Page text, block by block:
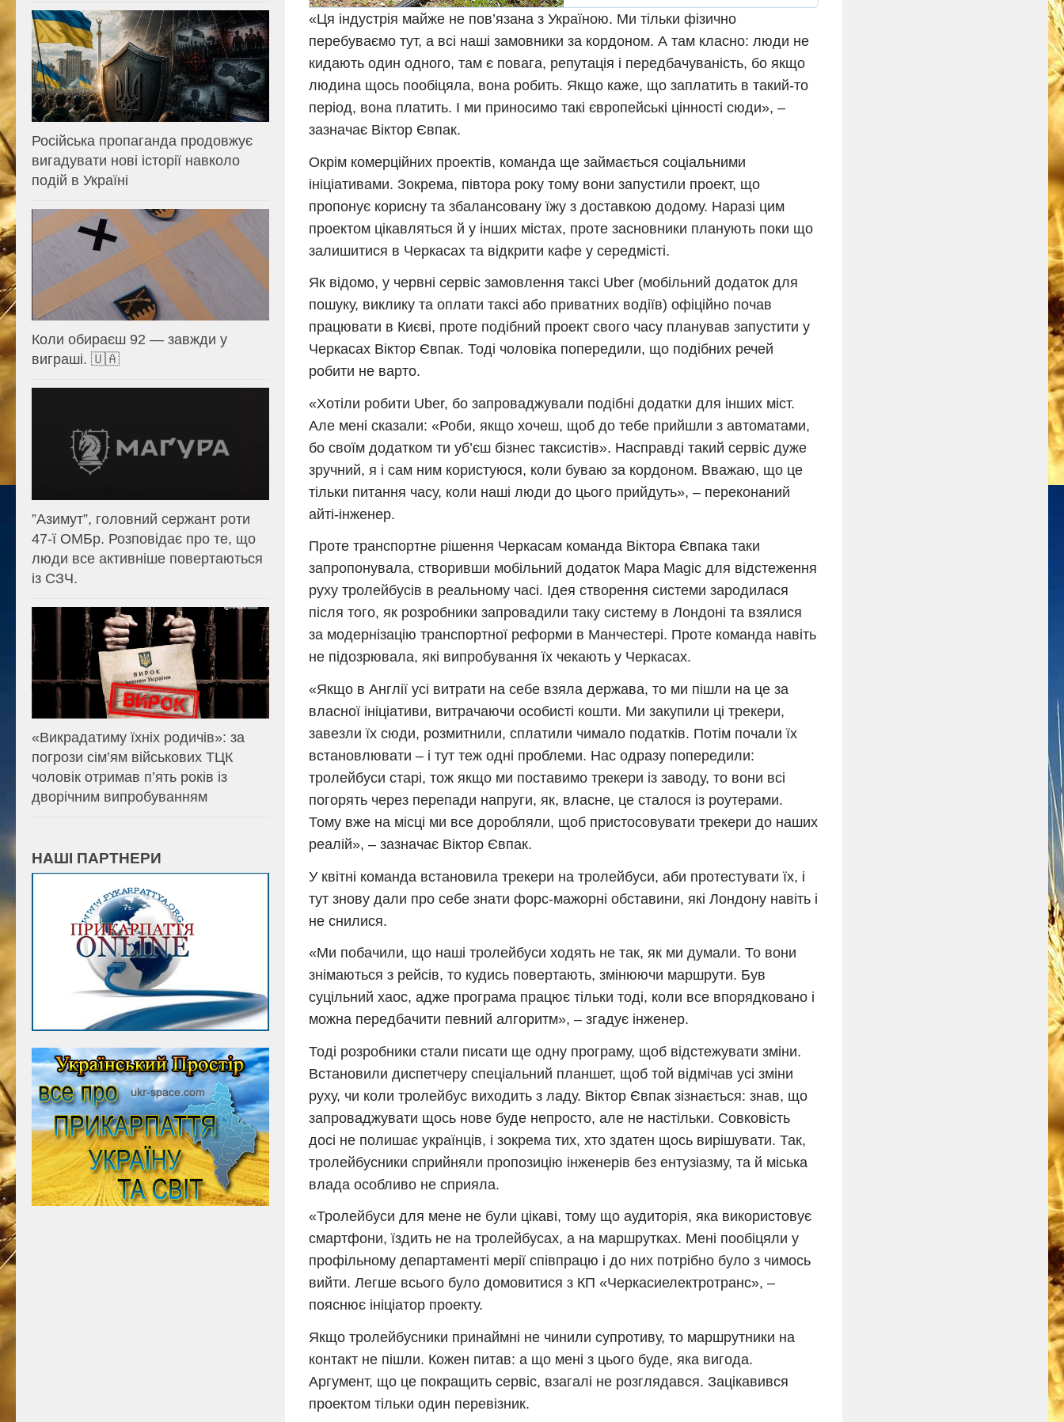
«Ця індустрія майже не пов’язана з Україною. Ми тільки фізично
перебуваємо тут, а всі наші замовники за кордоном. А там класно: люди не
кидають один одного, там є повага, репутація і передбачуваність, бо якщо
людина щось пообіцяла, вона робить. Якщо каже, що заплатить в такий-то
період, вона платить. І ми приносимо такі європейські цінності сюди», –
зазначає Віктор Євпак.
Окрім комерційних проектів, команда ще займається соціальними
ініціативами. Зокрема, півтора року тому вони запустили проект, що
пропонує корисну та збалансовану їжу з доставкою додому. Наразі цим
проектом цікавляться й у інших містах, проте засновники планують поки що
залишитися в Черкасах та відкрити кафе у середмісті.
Як відомо, у червні сервіс замовлення таксі Uber (мобільний додаток для
пошуку, виклику та оплати таксі або приватних водіїв) офіційно почав
працювати в Києві, проте подібний проект свого часу планував запустити у
Черкасах Віктор Євпак. Тоді чоловіка попередили, що подібних речей
робити не варто.
«Хотіли робити Uber, бо запроваджували подібні додатки для інших міст.
Але мені сказали: «Роби, якщо хочеш, щоб до тебе прийшли з автоматами,
бо своїм додатком ти уб’єш бізнес таксистів». Насправді такий сервіс дуже
зручний, я і сам ним користуюся, коли буваю за кордоном. Вважаю, що це
тільки питання часу, коли наші люди до цього прийдуть», – переконаний
айті-інженер.
Проте транспортне рішення Черкасам команда Віктора Євпака таки
запропонувала, створивши мобільний додаток Mapa Magic для відстеження
руху тролейбусів в реальному часі. Ідея створення системи зародилася
після того, як розробники запровадили таку систему в Лондоні та взялися
за модернізацію транспортної реформи в Манчестері. Проте команда навіть
не підозрювала, які випробування їх чекають у Черкасах.
«Якщо в Англії усі витрати на себе взяла держава, то ми пішли на це за
власної ініціативи, витрачаючи особисті кошти. Ми закупили ці трекери,
завезли їх сюди, розмитнили, сплатили чимало податків. Потім почали їх
встановлювати – і тут теж одні проблеми. Нас одразу попередили:
тролейбуси старі, тож якщо ми поставимо трекери із заводу, то вони всі
погорять через перепади напруги, як, власне, це сталося із роутерами.
Тому вже на місці ми все доробляли, щоб пристосовувати трекери до наших
реалій», – зазначає Віктор Євпак.
У квітні команда встановила трекери на тролейбуси, аби протестувати їх, і
тут знову дали про себе знати форс-мажорні обставини, які Лондону навіть і
не снилися.
«Ми побачили, що наші тролейбуси ходять не так, як ми думали. То вони
знімаються з рейсів, то кудись повертають, змінюючи маршрути. Був
суцільний хаос, адже програма працює тільки тоді, коли все впорядковано і
можна передбачити певний алгоритм», – згадує інженер.
Тоді розробники стали писати ще одну програму, щоб відстежувати зміни.
Встановили диспетчеру спеціальний планшет, щоб той відмічав усі зміни
руху, чи коли тролейбус виходить з ладу. Віктор Євпак зізнається: знав, що
запроваджувати щось нове буде непросто, але не настільки. Совковість
досі не полишає українців, і зокрема тих, хто здатен щось вирішувати. Так,
тролейбусники сприйняли пропозицію інженерів без ентузіазму, та й міська
влада особливо не сприяла.
«Тролейбуси для мене не були цікаві, тому що аудиторія, яка використовує
смартфони, їздить не на тролейбусах, а на маршрутках. Мені пообіцяли у
профільному департаменті мерії співпрацю і до них потрібно було з чимось
вийти. Легше всього було домовитися з КП «Черкасиелектротранс», –
пояснює ініціатор проекту.
Якщо тролейбусники принаймні не чинили супротиву, то маршрутники на
контакт не пішли. Кожен питав: а що мені з цього буде, яка вигода.
Аргумент, що це покращить сервіс, взагалі не розглядався. Зацікавився
проектом тільки один перевізник.
Російська пропаганда продовжує
вигадувати нові історії навколо
подій в Україні
Коли обираєш 92 — завжди у
виграші. 🇺🇦
⁨”Азимут”, головний сержант роти
47-ї ОМБр. Розповідає про те, що
люди все активніше повертаються
із СЗЧ.
«Викрадатиму їхніх родичів»: за
погрози сім’ям військових ТЦК
чоловік отримав п’ять років із
дворічним випробуванням
НАШІ ПАРТНЕРИ